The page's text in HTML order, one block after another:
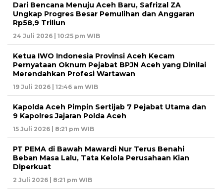
Dari Bencana Menuju Aceh Baru, Safrizal ZA
Ungkap Progres Besar Pemulihan dan Anggaran
Rp58,9 Triliun
24 Juli 2026 | 10:25 pm WIB
Ketua IWO Indonesia Provinsi Aceh Kecam
Pernyataan Oknum Pejabat BPJN Aceh yang Dinilai
Merendahkan Profesi Wartawan
19 Juli 2026 | 12:46 am WIB
Kapolda Aceh Pimpin Sertijab 7 Pejabat Utama dan
9 Kapolres Jajaran Polda Aceh
15 Juli 2026 | 8:21 pm WIB
PT PEMA di Bawah Mawardi Nur Terus Benahi
Beban Masa Lalu, Tata Kelola Perusahaan Kian
Diperkuat
2 Juli 2026 | 8:21 pm WIB